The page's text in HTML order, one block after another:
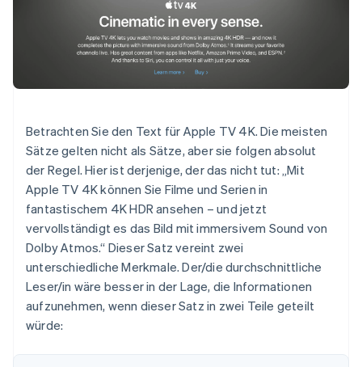
Betrachten Sie den Text für Apple TV 4K. Die meisten
Sätze gelten nicht als Sätze, aber sie folgen absolut
der Regel. Hier ist derjenige, der das nicht tut: „Mit
Apple TV 4K können Sie Filme und Serien in
fantastischem 4K HDR ansehen – und jetzt
vervollständigt es das Bild mit immersivem Sound von
Dolby Atmos.“ Dieser Satz vereint zwei
unterschiedliche Merkmale. Der/die durchschnittliche
Leser/in wäre besser in der Lage, die Informationen
aufzunehmen, wenn dieser Satz in zwei Teile geteilt
würde: